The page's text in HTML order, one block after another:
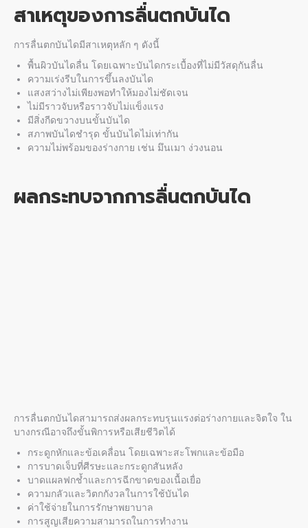
สาเหตุของการลื่นตกบันได
การลื่นตกบันไดมีสาเหตุหลัก ๆ ดังนี้
พื้นผิวบันไดลื่น โดยเฉพาะบันไดกระเบื้องที่ไม่มีวัสดุกันลื่น
ความเร่งรีบในการขึ้นลงบันได
แสงสว่างไม่เพียงพอทำให้มองไม่ชัดเจน
ไม่มีราวจับหรือราวจับไม่แข็งแรง
มีสิ่งกีดขวางบนขั้นบันได
สภาพบันไดชำรุด ขั้นบันไดไม่เท่ากัน
ความไม่พร้อมของร่างกาย เช่น มึนเมา ง่วงนอน
ผลกระทบจากการลื่นตกบันได
การลื่นตกบันไดสามารถส่งผลกระทบรุนแรงต่อร่างกายและจิตใจ ใน
บางกรณีอาจถึงขั้นพิการหรือเสียชีวิตได้
กระดูกหักและข้อเคลื่อน โดยเฉพาะสะโพกและข้อมือ
การบาดเจ็บที่ศีรษะและกระดูกสันหลัง
บาดแผลฟกช้ำและการฉีกขาดของเนื้อเยื่อ
ความกลัวและวิตกกังวลในการใช้บันได
ค่าใช้จ่ายในการรักษาพยาบาล
การสูญเสียความสามารถในการทำงาน